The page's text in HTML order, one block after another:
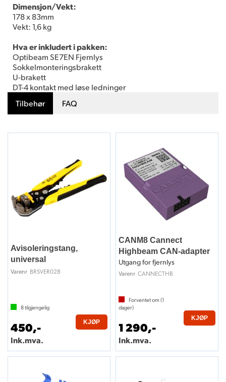
Dimensjon/Vekt:
178 x 83mm
Vekt: 1,6 kg
Hva er inkludert i pakken:
Optibeam SE7EN Fjernlys
Sokkelmonteringsbrakett
U-brakett
DT-4 kontakt med løse ledninger
Tilbehør
FAQ
Avisoleringstang,
universal
Varenr BRSVER028
8tilgjengelig
450,-
Ink.mva.
KJØP
CANM8 Cannect
Highbeam CAN-adapter
Utgang for fjernlys
Varenr CANNECTHB
Forventet om (1
dager)
1 290,-
Ink.mva.
KJØP